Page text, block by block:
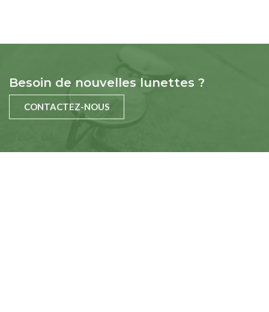
Besoin de nouvelles lunettes ?
CONTACTEZ-NOUS